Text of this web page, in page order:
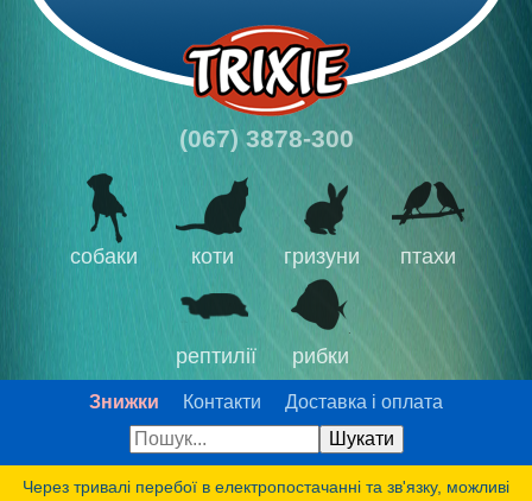
(067) 3878-300
собаки коти гризуни птахи
рептилії рибки
Знижки Контакти Доставка і оплата
Через тривалі перебої в електропостачанні та зв'язку, можливі